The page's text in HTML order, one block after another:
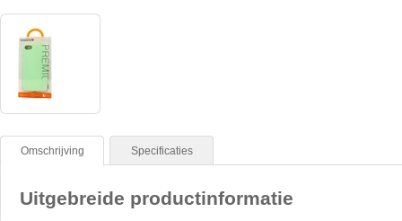
Omschrijving Specificaties
Uitgebreide productinformatie